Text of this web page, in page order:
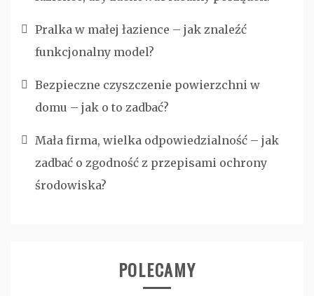
Pralka w małej łazience – jak znaleźć
funkcjonalny model?
Bezpieczne czyszczenie powierzchni w
domu – jak o to zadbać?
Mała firma, wielka odpowiedzialność – jak
zadbać o zgodność z przepisami ochrony
środowiska?
POLECAMY